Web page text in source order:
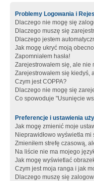
Problemy Logowania i
Dlaczego nie mogę się
Dlaczego muszę się
Dlaczego jestem
Jak mogę ukryć moją
Zapomniałem hasła!
Zarejestrowałem się, ale
Zarejestrowałem się
Czym jest COPPA?
Dlaczego nie mogę się
Co spowoduje "Usunięcie
Preferencje i ustawienia
Jak mogę zmienić moje
Nieprawidłowo wyświetla
Zmieniłem strefę czasową,
Na liście nie ma mojego
Jak mogę wyświetlać
Czym jest moja ranga i jak
Dlaczego muszę się